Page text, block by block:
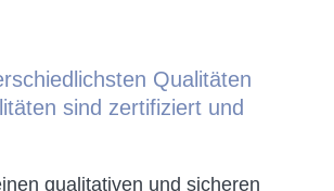
Qualitäten
sind zertifiziert und
qualitativen und sicheren